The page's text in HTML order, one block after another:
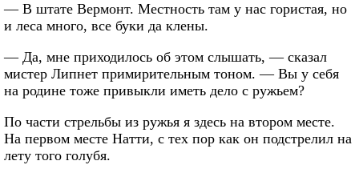
— В штате Вермонт. Местность там у нас гористая, но
и леса много, все буки да клены.
— Да, мне приходилось об этом слышать, — сказал
мистер Липнет примирительным тоном. — Вы у себя
на родине тоже привыкли иметь дело с ружьем?
По части стрельбы из ружья я здесь на втором месте.
На первом месте Натти, с тех пор как он подстрелил на
лету того голубя.